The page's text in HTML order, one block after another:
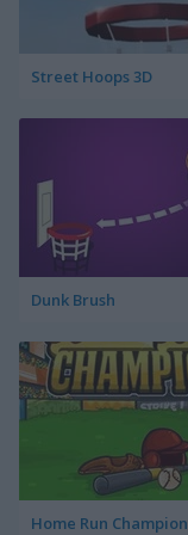
Street Hoops 3D
Dunk Brush
Home Run Champion